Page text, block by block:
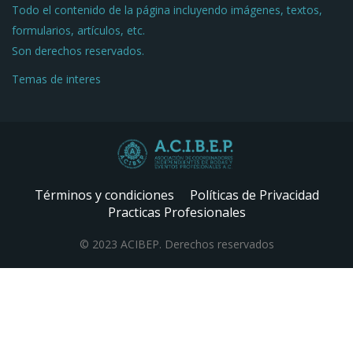
Todo el contenido de la página incluyendo imágenes, textos,
formularios, artículos, etc.
Son derechos reservados.
Temas de interes
Términos y condiciones
Políticas de Privacidad
Practicas Profesionales
© 2023 ACIBEP. Derechos reservados